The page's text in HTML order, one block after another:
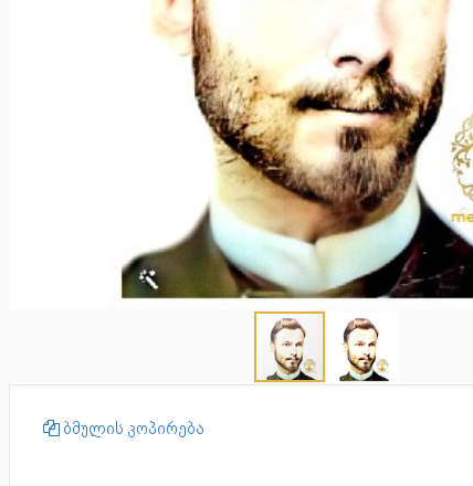
ბმულის კოპირება